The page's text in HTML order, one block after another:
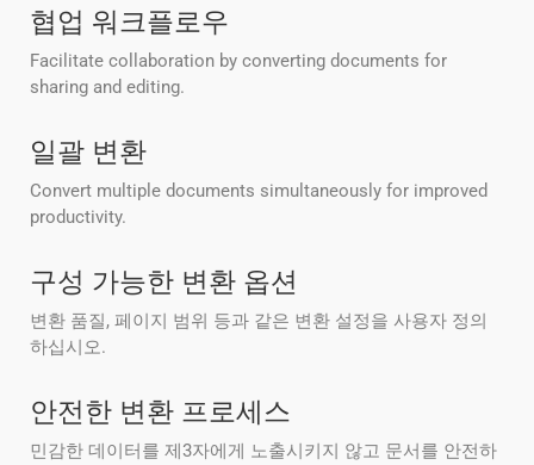
협업 워크플로우
Facilitate collaboration by converting documents for
sharing and editing.
일괄 변환
Convert multiple documents simultaneously for improved
productivity.
구성 가능한 변환 옵션
변환 품질, 페이지 범위 등과 같은 변환 설정을 사용자 정의
하십시오.
안전한 변환 프로세스
민감한 데이터를 제3자에게 노출시키지 않고 문서를 안전하